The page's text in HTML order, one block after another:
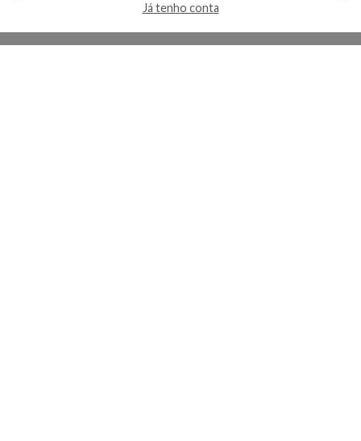
Já tenho conta